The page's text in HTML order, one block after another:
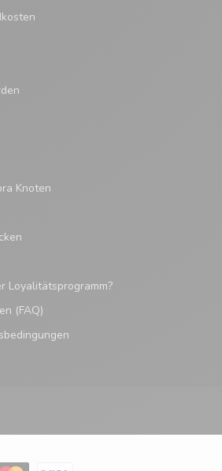
Knoten
Loyalitätsprogramm?
(FAQ)